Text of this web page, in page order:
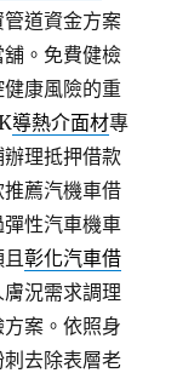
道資金方案
。免費健檢
康風險的重
導熱介面材專
理抵押借款
薦汽機車借
彈性汽車機車
且彰化汽車借
況需求調理
案。依照身
去除表層老